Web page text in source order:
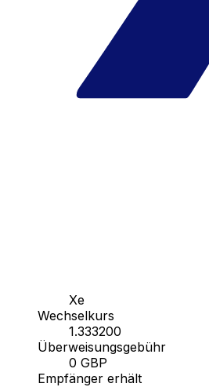
Xe
Wechselkurs
1.333200
Überweisungsgebühr
0 GBP
Empfänger erhält